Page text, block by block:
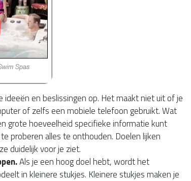
ideeën en beslissingen op. Het maakt niet uit of je
of zelfs een mobiele telefoon gebruikt. Wat
grote hoeveelheid specifieke informatie kunt
proberen alles te onthouden. Doelen lijken
duidelijk voor je ziet.
Als je een hoog doel hebt, wordt het
in kleinere stukjes. Kleinere stukjes maken je